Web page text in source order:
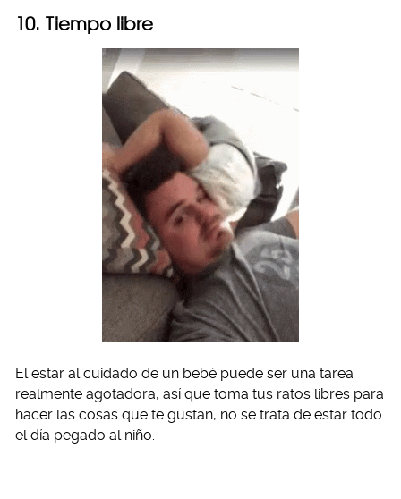
10. Tiempo libre
El estar al cuidado de un bebé puede ser una tarea
realmente agotadora, así que toma tus ratos libres para
hacer las cosas que te gustan, no se trata de estar todo
el día pegado al niño.